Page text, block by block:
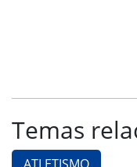
Temas
ATLETISMO